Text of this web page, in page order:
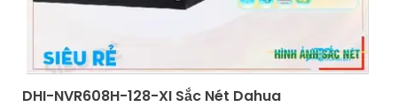
DHI-NVR608H-128-XI Sắc Nét Dahua